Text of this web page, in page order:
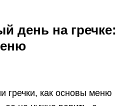
круп масса будет немного
ее употребление. Овсянка